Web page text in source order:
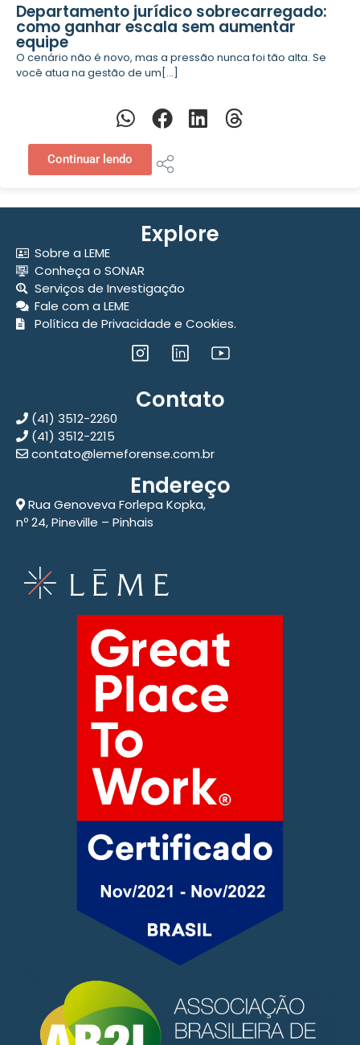
Departamento jurídico sobrecarregado:
como ganhar escala sem aumentar
equipe
O cenário não é novo, mas a pressão nunca foi tão alta. Se
você atua na gestão de um[...]
Continuar lendo
Explore
Sobre a LEME
Conheça o SONAR
Serviços de Investigação
Fale com a LEME
Política de Privacidade e Cookies.
Contato
(41) 3512-2260
(41) 3512-2215
contato@lemeforense.com.br
Endereço
Rua Genoveva Forlepa Kopka,
nº 24, Pineville – Pinhais